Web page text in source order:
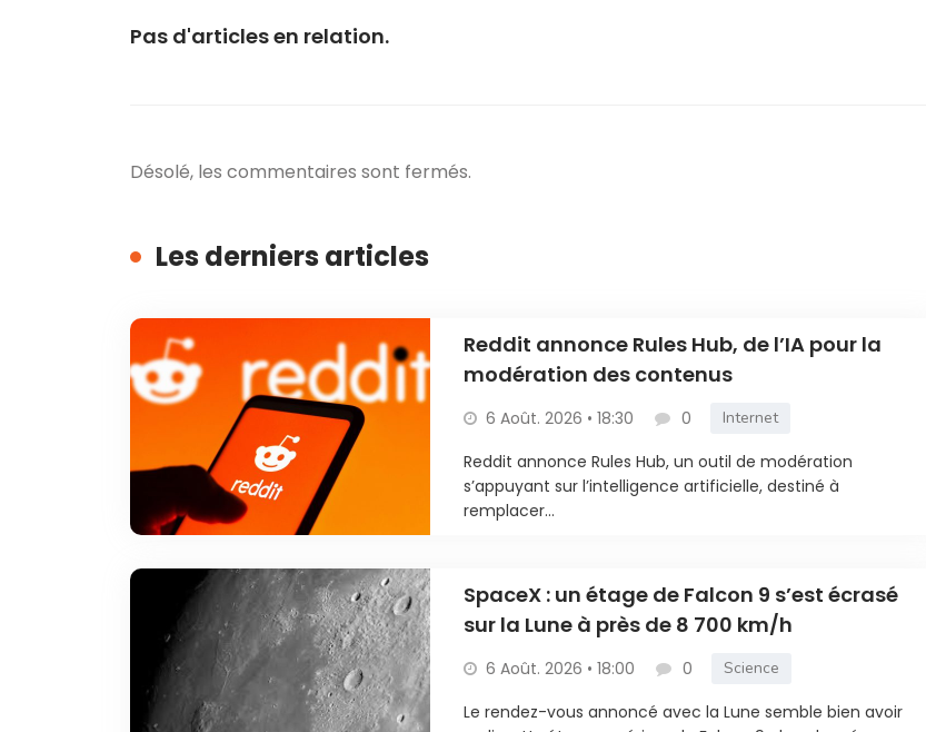
Pas d'articles en relation.
Désolé, les commentaires sont fermés.
Les derniers articles
Reddit annonce Rules Hub, de l’IA pour la
modération des contenus
6 Août. 2026 • 18:30 0 Internet
Reddit annonce Rules Hub, un outil de modération
s’appuyant sur l’intelligence artificielle, destiné à
remplacer...
SpaceX : un étage de Falcon 9 s’est écrasé
sur la Lune à près de 8 700 km/h
6 Août. 2026 • 18:00 0 Science
Le rendez-vous annoncé avec la Lune semble bien avoir